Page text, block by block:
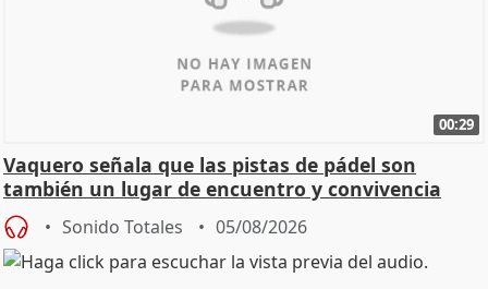
00:29
Vaquero señala que las pistas de pádel son
también un lugar de encuentro y convivencia
Sonido Totales 05/08/2026